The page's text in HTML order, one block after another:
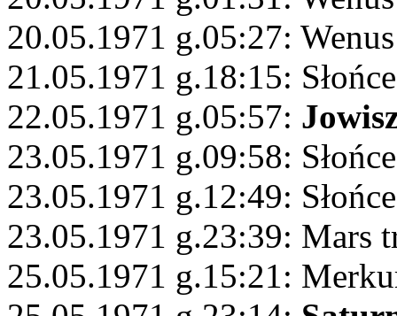
20.05.1971 g.05:27:
21.05.1971 g.18:15:
22.05.1971 g.05:57:
23.05.1971 g.09:58:
23.05.1971 g.12:49:
23.05.1971 g.23:39: Mars
25.05.1971 g.15:21: